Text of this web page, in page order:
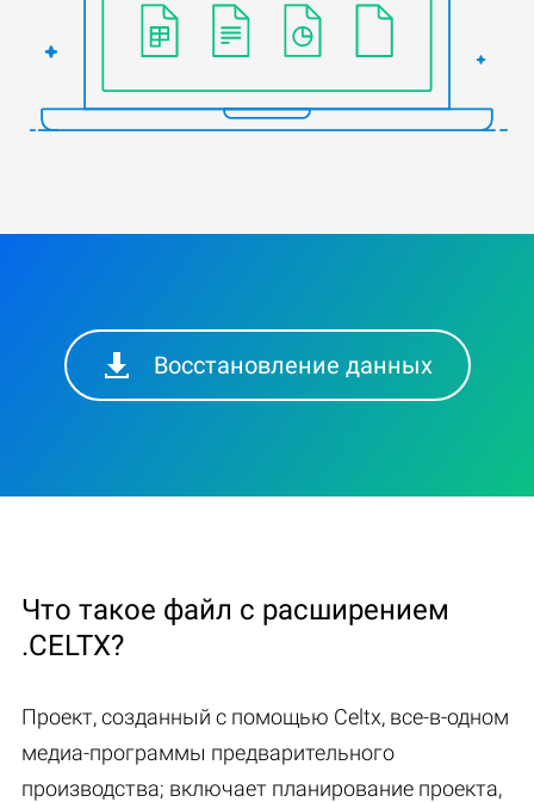
Восстановление данных
Что такое файл с расширением
.CELTX?
Проект, созданный с помощью Celtx, все-в-одном
медиа-программы предварительного
производства; включает планирование проекта,